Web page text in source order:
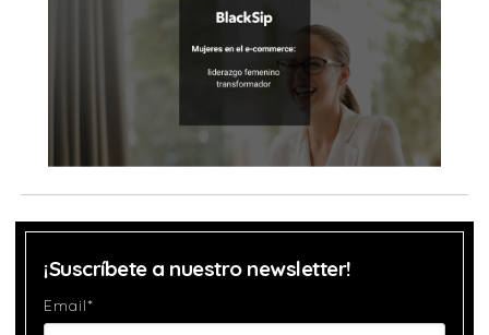
¡Suscríbete a nuestro newsletter!
Email*